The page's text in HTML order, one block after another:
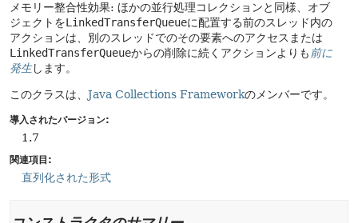
メモリー整合性効果: ほかの並行処理コレクションと同様、オブ
ジェクトをLinkedTransferQueueに配置する前のスレッド内の
アクションは、別のスレッドでのその要素へのアクセスまたは
LinkedTransferQueueからの削除に続くアクションよりも 前に
発生します。
このクラスは、 Java Collections Frameworkのメンバーです。
導入されたバージョン:
1.7
関連項目:
直列化された形式